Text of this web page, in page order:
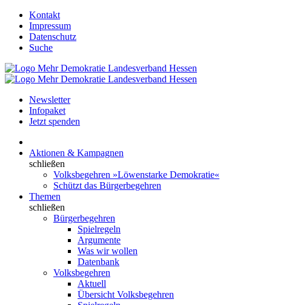
Kontakt
Impressum
Datenschutz
Suche
Newsletter
Infopaket
Jetzt spenden
Aktionen & Kampagnen
schließen
Volksbegehren »Löwenstarke Demokratie«
Schützt das Bürgerbegehren
Themen
schließen
Bürgerbegehren
Spielregeln
Argumente
Was wir wollen
Datenbank
Volksbegehren
Aktuell
Übersicht Volksbegehren